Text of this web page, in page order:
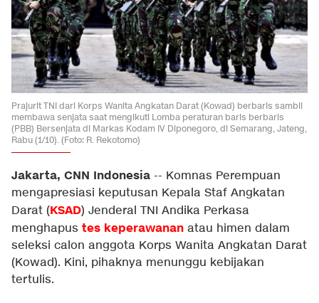
Prajurit TNI dari Korps Wanita Angkatan Darat (Kowad) berbaris sambil
membawa senjata saat mengikuti Lomba peraturan baris berbaris
(PBB) Bersenjata di Markas Kodam IV Diponegoro, di Semarang, Jateng,
Rabu (1/10). (Foto: R. Rekotomo)
Jakarta, CNN Indonesia -- Komnas Perempuan
mengapresiasi keputusan Kepala Staf Angkatan
Darat (KSAD) Jenderal TNI Andika Perkasa
menghapus tes keperawanan atau himen dalam
seleksi calon anggota Korps Wanita Angkatan Darat
(Kowad). Kini, pihaknya menunggu kebijakan
tertulis.